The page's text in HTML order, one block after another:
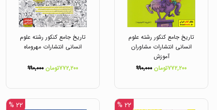
تاریخ جامع کنکور رشته علوم
انسانی انتشارات مشاوران
آموزش
۷۷۲,۲۰۰تومان
۹۹۰,۰۰۰
تاریخ جامع کنکور رشته علوم
انسانی انتشارات مهروماه
۷۷۲,۲۰۰تومان ۹۹۰,۰۰۰
۲۲ % ۲۲ %